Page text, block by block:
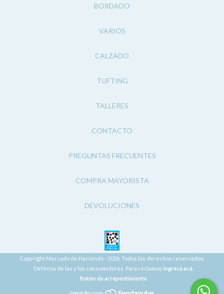
BORDADO
VARIOS
CALZADO
TUFTING
TALLERES
CONTACTO
PREGUNTAS FRECUENTES
COMPRA MAYORISTA
DEVOLUCIONES
Copyright Mercado de Haciendo - 2026. Todos los derechos reservados.
Defensa de las y los consumidores. Para reclamos ingresá acá.
Botón de arrepentimiento